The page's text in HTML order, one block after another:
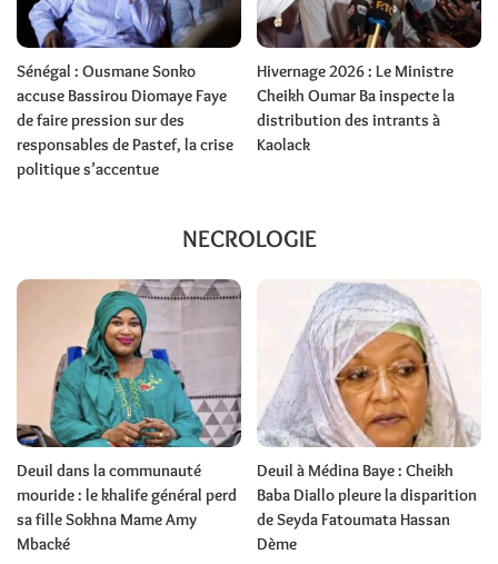
Sénégal : Ousmane Sonko
accuse Bassirou Diomaye Faye
de faire pression sur des
responsables de Pastef, la crise
politique s’accentue
Hivernage 2026 : Le Ministre
Cheikh Oumar Ba inspecte la
distribution des intrants à
Kaolack
NECROLOGIE
Deuil dans la communauté
mouride : le khalife général perd
sa fille Sokhna Mame Amy
Mbacké
Deuil à Médina Baye : Cheikh
Baba Diallo pleure la disparition
de Seyda Fatoumata Hassan
Dème